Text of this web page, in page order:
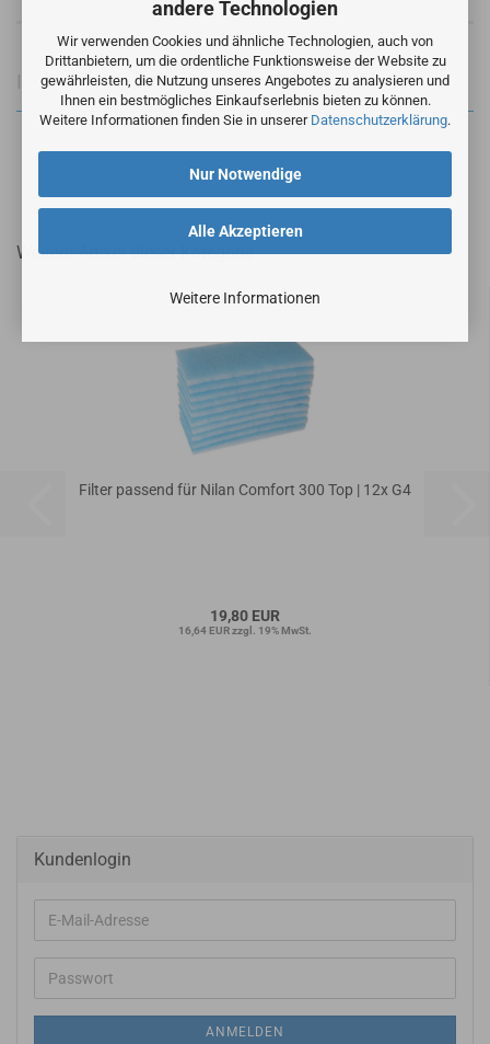
andere Technologien
Wir verwenden Cookies und ähnliche Technologien, auch von
Drittanbietern, um die ordentliche Funktionsweise der Website zu
gewährleisten, die Nutzung unseres Angebotes zu analysieren und
Ihnen ein bestmögliches Einkaufserlebnis bieten zu können.
Weitere Informationen finden Sie in unserer Datenschutzerklärung.
Alle Akzeptieren
Nur Notwendige
Weitere Informationen
Informationen zur Produktsicherheit
Weitere Artikel dieser Kategorie
Filter passend für Nilan Comfort 300 Top | 12x G4
19,80 EUR
16,64 EUR zzgl. 19% MwSt.
Kundenlogin
E-
Mail-
Adresse
Passwort
ANMELDEN